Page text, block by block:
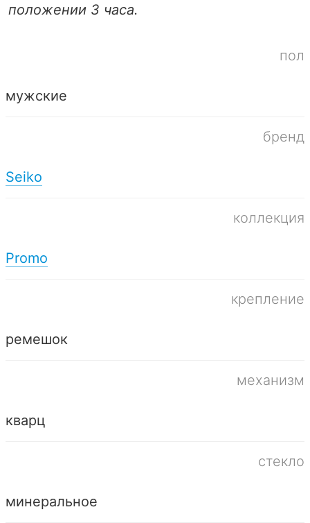
положении 3 часа.
пол
мужские
бренд
Seiko
коллекция
Promo
крепление
ремешок
механизм
кварц
стекло
минеральное